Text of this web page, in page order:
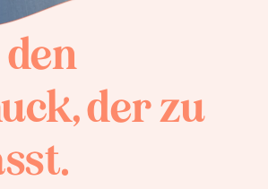
der zu